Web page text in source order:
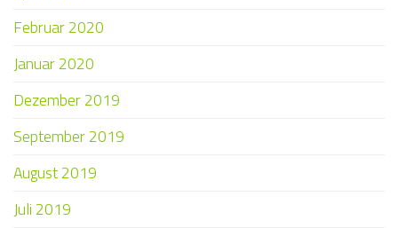
Februar 2020
Januar 2020
Dezember 2019
September 2019
August 2019
Juli 2019